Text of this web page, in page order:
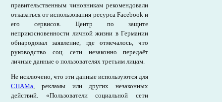
правительственным чиновникам рекомендовали
отказаться от использования ресурса Facebook и
его сервисов. Центр по защите
неприкосновенности личной жизни в Германии
обнародовал заявление, где отмечалось, что
руководство соц. сети незаконно передаёт
личные данные о пользователях третьим лицам.
Не исключено, что эти данные используются для
СПАМа, рекламы или других незаконных
действий. «Пользователи социальной сети